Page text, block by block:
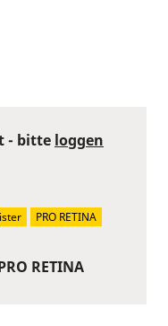
RETINA
- bitte loggen
PRO RETINA